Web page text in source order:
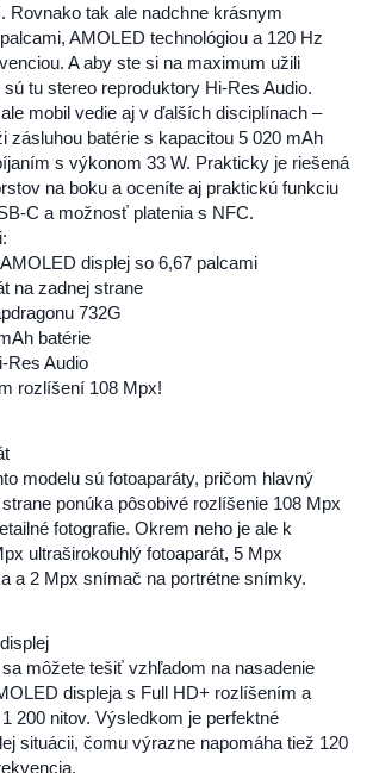
Rovnako tak ale nadchne krásnym
AMOLED technológiou a 120 Hz
A aby ste si na maximum užili
tu stereo reproduktory Hi-Res Audio.
mobil vedie aj v ďalších disciplínach –
zásluhou batérie s kapacitou 5 020 mAh
s výkonom 33 W. Prakticky je riešená
na boku a oceníte aj praktickú funkciu
C a možnosť platenia s NFC.
displej so 6,67 palcami
na zadnej strane
732G
batérie
Res Audio
rozlíšení 108 Mpx!
modelu sú fotoaparáty, pričom hlavný
ponúka pôsobivé rozlíšenie 108 Mpx
fotografie. Okrem neho je ale k
ultraširokouhlý fotoaparát, 5 Mpx
a 2 Mpx snímač na portrétne snímky.
môžete tešiť vzhľadom na nasadenie
displeja s Full HD+ rozlíšením a
200 nitov. Výsledkom je perfektné
situácii, čomu výrazne napomáha tiež 120